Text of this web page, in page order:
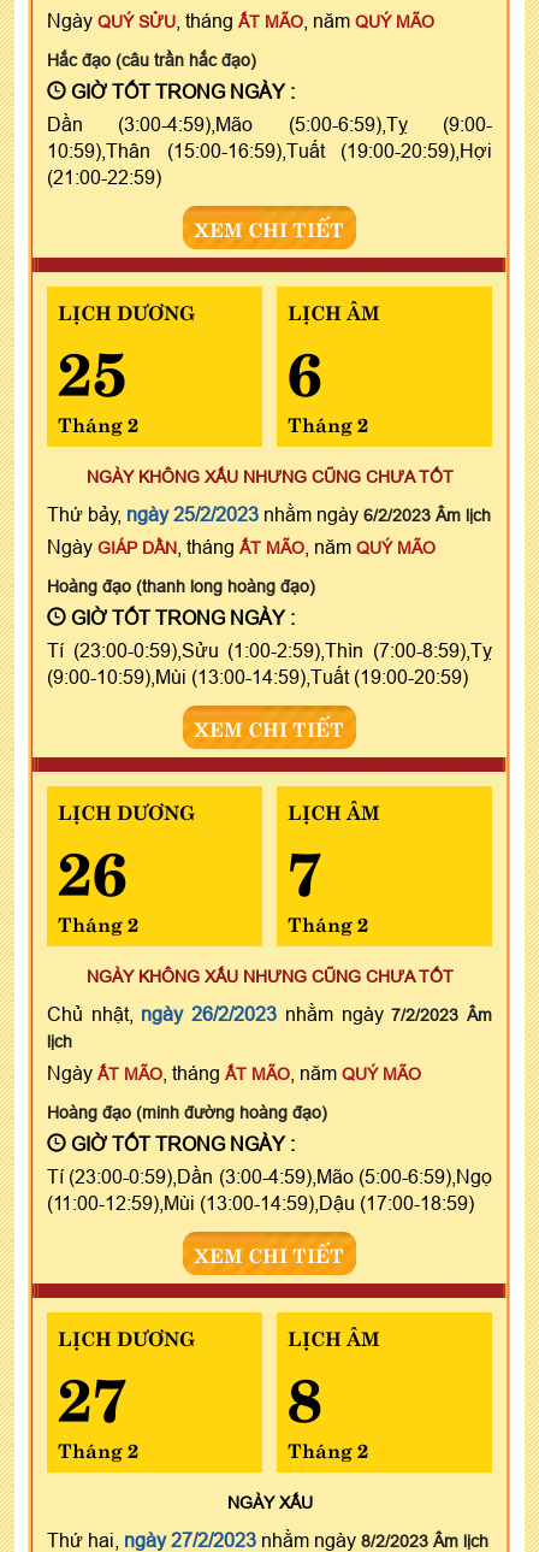
Ngày QUÝ SỬU , tháng ẤT MÃO , năm QUÝ MÃO
Hắc đạo (câu trần hắc đạo)
GIỜ TỐT TRONG NGÀY :
Dần (3:00-4:59),Mão (5:00-6:59),Tỵ (9:00-
10:59),Thân (15:00-16:59),Tuất (19:00-20:59),Hợi
(21:00-22:59)
XEM CHI TIẾT
LỊCH DƯƠNG
25
Tháng 2
LỊCH ÂM
6
Tháng 2
NGÀY KHÔNG XẤU NHƯNG CŨNG CHƯA TỐT
Thứ bảy, ngày 25/2/2023 nhằm ngày 6/2/2023 Âm lịch
Ngày GIÁP DẦN , tháng ẤT MÃO , năm QUÝ MÃO
Hoàng đạo (thanh long hoàng đạo)
GIỜ TỐT TRONG NGÀY :
Tí (23:00-0:59),Sửu (1:00-2:59),Thìn (7:00-8:59),Tỵ
(9:00-10:59),Mùi (13:00-14:59),Tuất (19:00-20:59)
XEM CHI TIẾT
LỊCH DƯƠNG
26
Tháng 2
LỊCH ÂM
7
Tháng 2
NGÀY KHÔNG XẤU NHƯNG CŨNG CHƯA TỐT
Chủ nhật, ngày 26/2/2023 nhằm ngày7/2/2023 Âm
lịch
Ngày ẤT MÃO , tháng ẤT MÃO , năm QUÝ MÃO
Hoàng đạo (minh đường hoàng đạo)
GIỜ TỐT TRONG NGÀY :
Tí (23:00-0:59),Dần (3:00-4:59),Mão (5:00-6:59),Ngọ
(11:00-12:59),Mùi (13:00-14:59),Dậu (17:00-18:59)
XEM CHI TIẾT
LỊCH DƯƠNG
27
Tháng 2
LỊCH ÂM
8
Tháng 2
NGÀYXẤU
Thứ hai, ngày 27/2/2023 nhằm ngày 8/2/2023 Âm lịch